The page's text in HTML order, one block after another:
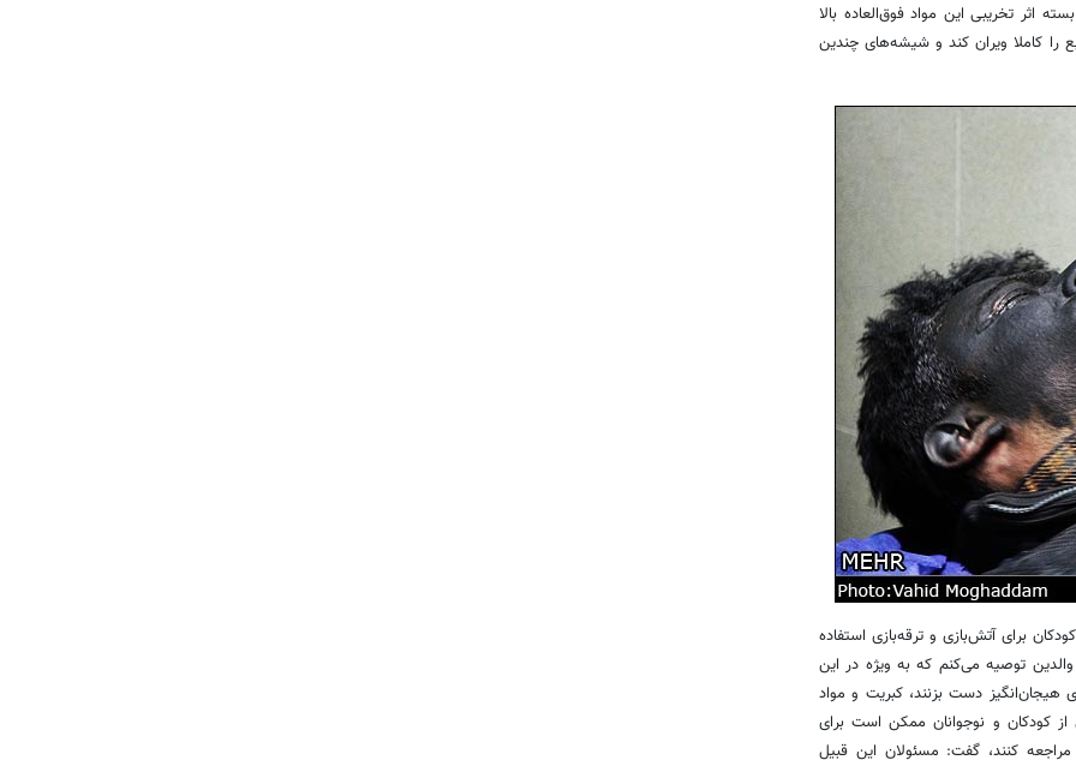
تخریبی این مواد فوق‌العاده بالا
گرم از این مواد می‌تواند یک خانه با وسعت 70 مترمربع را کاملا ویران کند و شیشه‌های چندین
برای آتش‌بازی و ترقه‌بازی استفاده
توصیه می‌کنم که به ویژه در این
هیجان‌انگیز دست بزنند، کبریت و مواد
از کودکان و نوجوانان ممکن است برای
کنند، گفت: مسئولان این قبیل